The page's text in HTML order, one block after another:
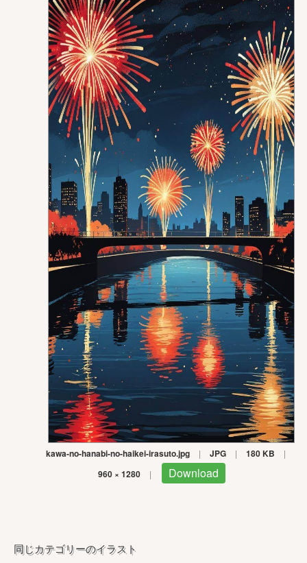
kawa-no-hanabi-no-haikei-irasuto.jpg | JPG | 180 KB |
960 × 1280 | Download
同じカテゴリーのイラスト